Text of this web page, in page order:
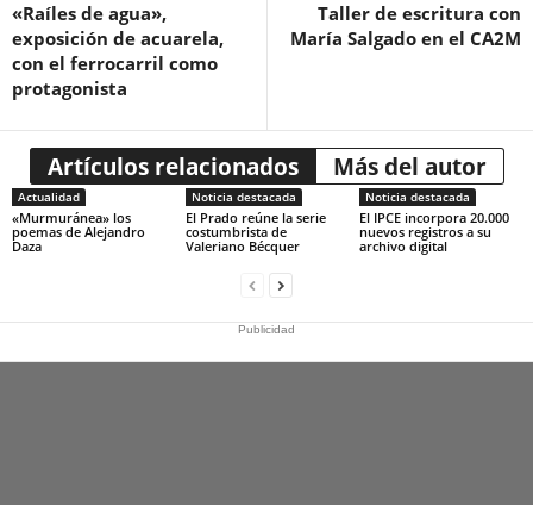
«Raíles de agua»,
exposición de acuarela,
con el ferrocarril como
protagonista
Taller de escritura con
María Salgado en el CA2M
Artículos relacionados Más del autor
Actualidad
«Murmuránea» los
poemas de Alejandro
Daza
Noticia destacada
El Prado reúne la serie
costumbrista de
Valeriano Bécquer
Noticia destacada
El IPCE incorpora 20.000
nuevos registros a su
archivo digital
Publicidad